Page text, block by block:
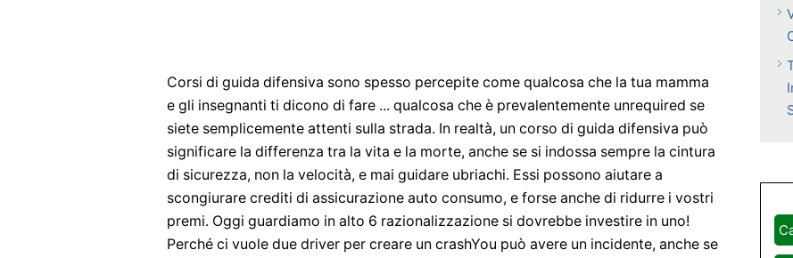
Corsi di guida difensiva sono spesso percepite come qualcosa che la tua mamma
e gli insegnanti ti dicono di fare ... qualcosa che è prevalentemente unrequired se
siete semplicemente attenti sulla strada. In realtà, un corso di guida difensiva può
significare la differenza tra la vita e la morte, anche se si indossa sempre la cintura
di sicurezza, non la velocità, e mai guidare ubriachi. Essi possono aiutare a
scongiurare crediti di assicurazione auto consumo, e forse anche di ridurre i vostri
premi. Oggi guardiamo in alto 6 razionalizzazione si dovrebbe investire in uno!
Perché ci vuole due driver per creare un crashYou può avere un incidente, anche se